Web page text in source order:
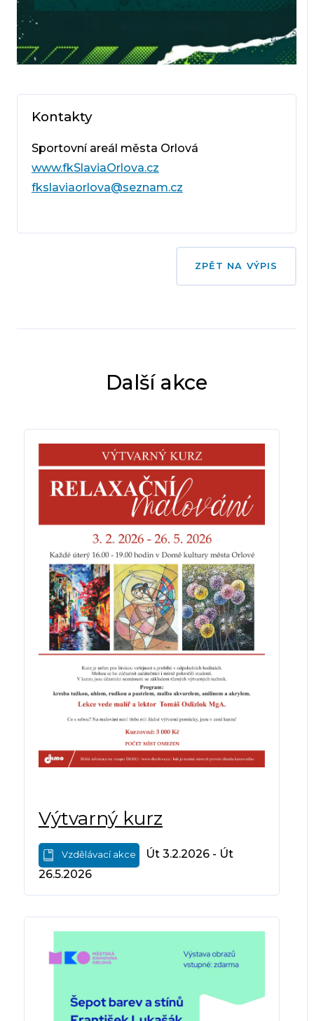
Kontakty
Sportovní areál města Orlová
www.fkSlaviaOrlova.cz
fkslaviaorlova@seznam.cz
ZPĚT NA VÝPIS
Další akce
Výtvarný kurz
Vzdělávací akce
Út 3.2.2026 - Út
26.5.2026